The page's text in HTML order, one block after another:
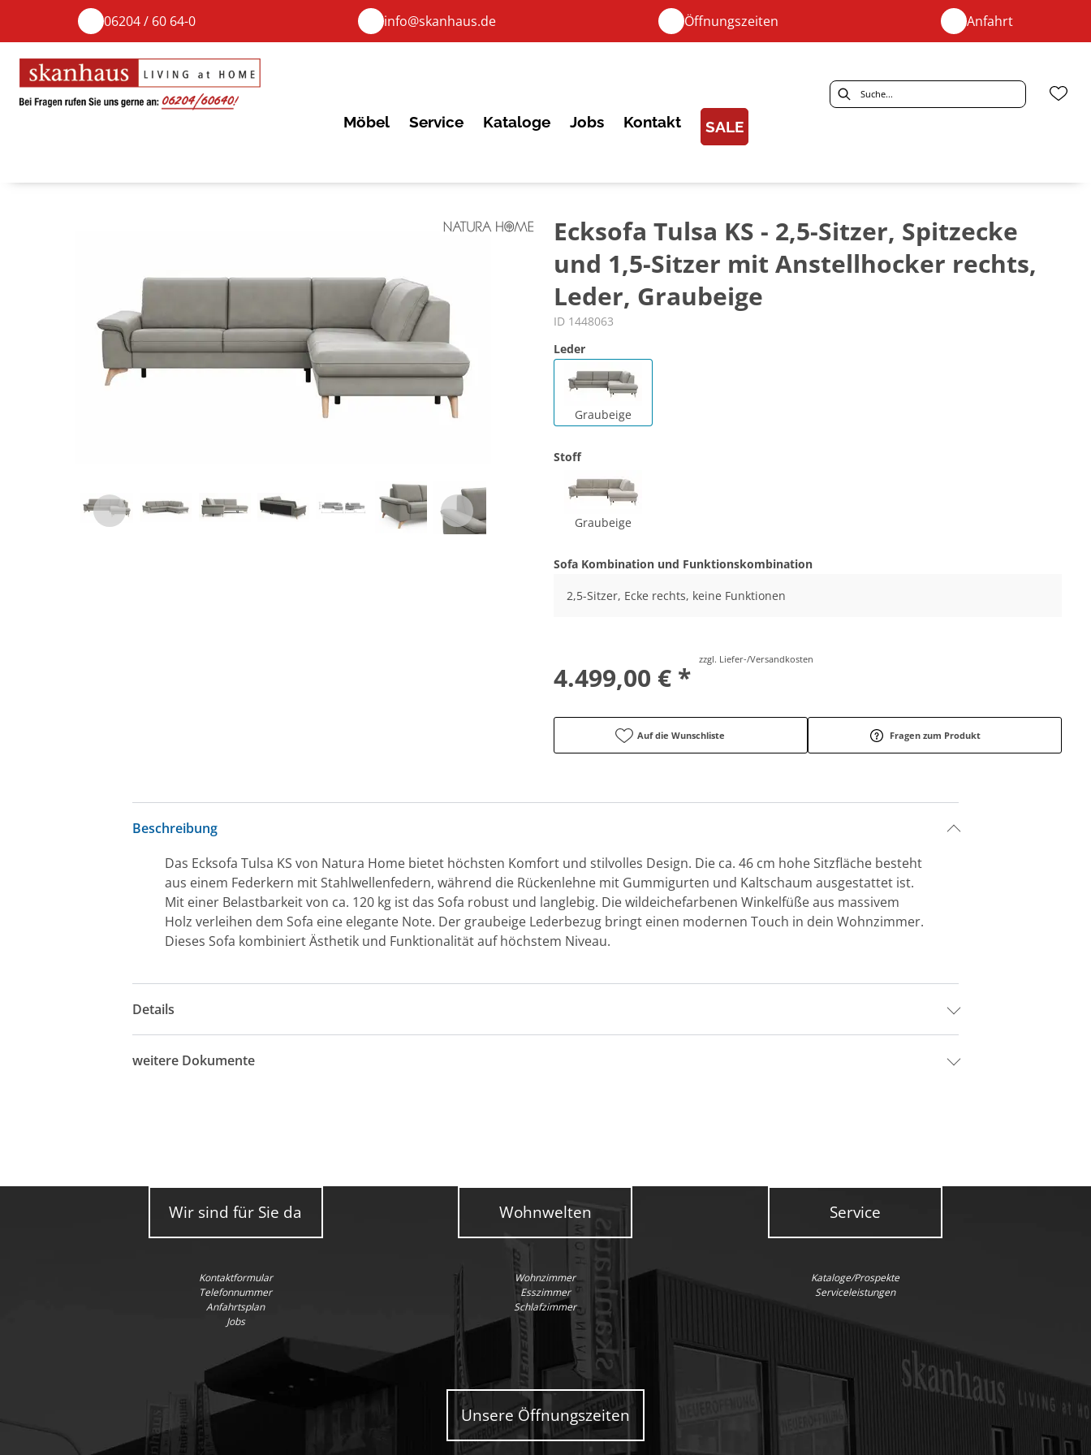
06204 / 60 64-0 info@skanhaus.de Öffnungszeiten Anfahrt
Möbel Service Kataloge Jobs Kontakt SALE
Ecksofa Tulsa KS - 2,5-Sitzer, Spitzecke
und 1,5-Sitzer mit Anstellhocker rechts,
Leder, Graubeige
ID 1448063
Leder
Graubeige
Stoff
Graubeige
Sofa Kombination und Funktionskombination
2,5-Sitzer, Ecke rechts, keine Funktionen
4.499,00 € *
zzgl. Liefer-/Versandkosten
Auf die Wunschliste Fragen zum Produkt
Beschreibung
Das Ecksofa Tulsa KS von Natura Home bietet höchsten Komfort und stilvolles Design. Die ca. 46 cm hohe Sitzfläche besteht
aus einem Federkern mit Stahlwellenfedern, während die Rückenlehne mit Gummigurten und Kaltschaum ausgestattet ist.
Mit einer Belastbarkeit von ca. 120 kg ist das Sofa robust und langlebig. Die wildeichefarbenen Winkelfüße aus massivem
Holz verleihen dem Sofa eine elegante Note. Der graubeige Lederbezug bringt einen modernen Touch in dein Wohnzimmer.
Dieses Sofa kombiniert Ästhetik und Funktionalität auf höchstem Niveau.
Details
weitere Dokumente
Wir sind für Sie da
Kontaktformular
Telefonnummer
Anfahrtsplan
Jobs
Wohnwelten
Wohnzimmer
Esszimmer
Schlafzimmer
Service
Kataloge/Prospekte
Serviceleistungen
Unsere Öffnungszeiten